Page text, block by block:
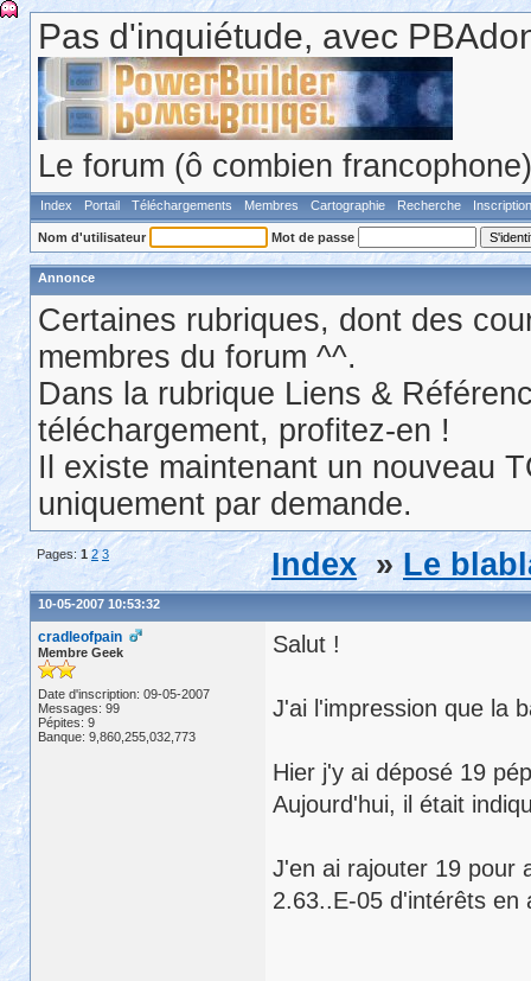
Pas d'inquiétude, avec
Le forum (ô combien
Index Portail Téléchargements Membres Cartographie Recherche Inscription
Nom d'utilisateur Mot de passe
Annonce
Certaines rubriques, dont des
membres du forum ^^.
Dans la rubrique Liens &
téléchargement, profitez-en !
Il existe maintenant un nouveau
uniquement par demande.
Pages: 1 2 3 Index »Le
10-05-2007 10:53:32
cradleofpain
Membre Geek
Date d'inscription: 09-05-2007
Messages: 99
Pépites: 9
Banque: 9,860,255,032,773
Salut !
J'ai l'impression que la
Hier j'y ai déposé 19
Aujourd'hui, il était
J'en ai rajouter 19 pour
2.63..E-05 d'intérêts en